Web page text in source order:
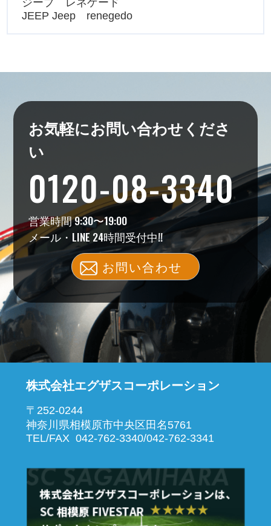
JEEP Jeep renegedo
お気軽にお問い合わせくださ
い
0120-08-3340
営業時間 9:30〜19:00
メール・LINE 24時間受付中!!
お問い合わせ
株式会社エグザスコーポレーション
〒252-0244
神奈川県相模原市中央区田名5761
TEL/FAX 042-762-3340/042-762-3341